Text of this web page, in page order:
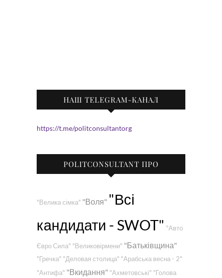
НАШ TELEGRAM-КАНАЛ
https://t.me/politconsultantorg
POLITCONSULTANT ПРО
"Велика сімка" "Воля" "Всі
кандидати - SWOT" "Авто
Євро Сила" "Великовірмени" "Батьківщина"
"Гречка" "Деловая столица" "Арабська весна - 2"
"Антифа" "Вкидання" "Ахметовські" "Голова